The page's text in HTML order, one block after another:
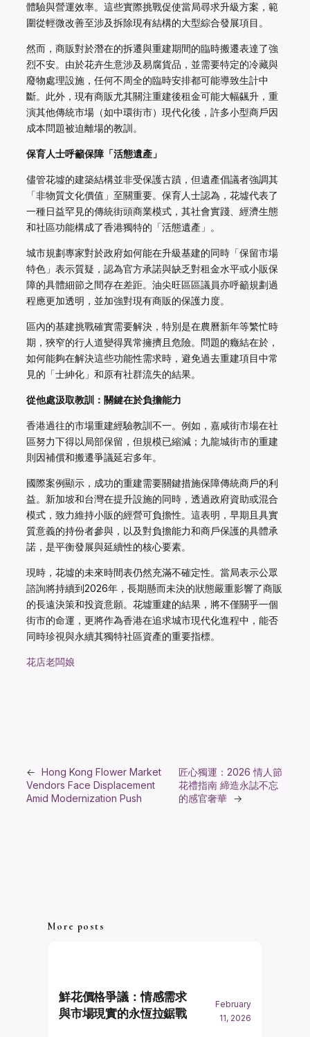
體驗與營運效率。這些實際挑戰促使當局尋求升級方案，範
圍從輕微改善至涉及拆除現有結構的大型綜合發展項目。
然而，商販對於潛在的拆遷與重建期間的臨時搬遷表達了強
烈不安。由於花卉生意涉及易腐貨品，並需要特定的冷藏與
廢物處理設施，任何不周全的臨時安排都可能導致生計中
斷。此外，現有商販尤其關注重建後租金可能大幅飊升，重
演其他傳統市場（如中環街市）現代化後，許多小型商戶因
成本問題被迫離場的教訓。
保育人士呼籲保障「活態遺產」
儘管花墟的建築結構並非受保護古蹟，但遺產倡議者強調其
「非物質文化價值」至關重要。保育人士認為，花墟代表了
一種日益罕見的傳統街頭商業模式，其社會實踐、經濟生態
和社區功能構成了香港獨特的「活態遺產」。
城市規劃專家對於政府如何能在升級基建的同時「保留市場
特色」表示質疑，認為官方承諾與缺乏對租金水平或小販保
障的具體細節之間存在差距。油尖旺區區議員亦呼籲規劃過
程應更加透明，並加強對現有商販的保護力度。
區內的基建挑戰確實需要解決，特別是在農曆新年等繁忙時
期，狹窄的行人道變得異常擁擠且危險。問題的癥結在於，
如何能夠在解決這些功能性需求時，避免過去重建項目中常
見的「士紳化」和原有社群流失的結果。
從他處汲取教訓：關鍵在於負擔能力
香港過往的市場重建經驗教訓不一。例如，嘉咸街市場在社
區努力下得以局部保留，但規模已縮減；九龍城街市的重建
則因補償和搬遷爭議延宕多年。
國際案例顯示，成功的重建需要關鍵措施保障傳統商戶的利
益。新加坡和台灣在提升設施的同時，透過政府資助或混合
模式，致力維持小販的經營可負擔性。這表明，早期且具實
質意義的持份者參與，以及對負擔能力和商戶保護的具體承
諾，是平衡發展與延續性的核心要素。
現時，花墟的未來時間表仍然充滿不確定性。當局表示公眾
諮詢將持續到2026年，長期懸而未決的狀態嚴重影響了商販
的長遠決策和投資意願。花墟重建的結果，將不僅關乎一個
街市的命運，更將作為香港在追求城市現代化進程中，能否
同時珍視與永續其獨特社區資產的重要指標。
花店老闆娘
← Hong Kong Flower Market
Vendors Face Displacement
Amid Modernization Push
匠心獨運：2026 情人節
花禮指南 締造永誌不忘
的感官奢華
→
More posts
鮮花價格爭議：情感需求
與市場現實的永恆拉鋸戰
February
11, 2026